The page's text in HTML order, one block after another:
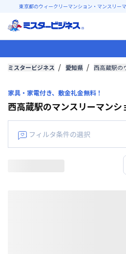
東京都のウィークリーマンション・マンスリー
ミスタービジネス 愛知県 西高蔵駅の
家具・家電付き、敷金礼金無料！
西高蔵駅のマンスリーマン
フィルタ条件の選択